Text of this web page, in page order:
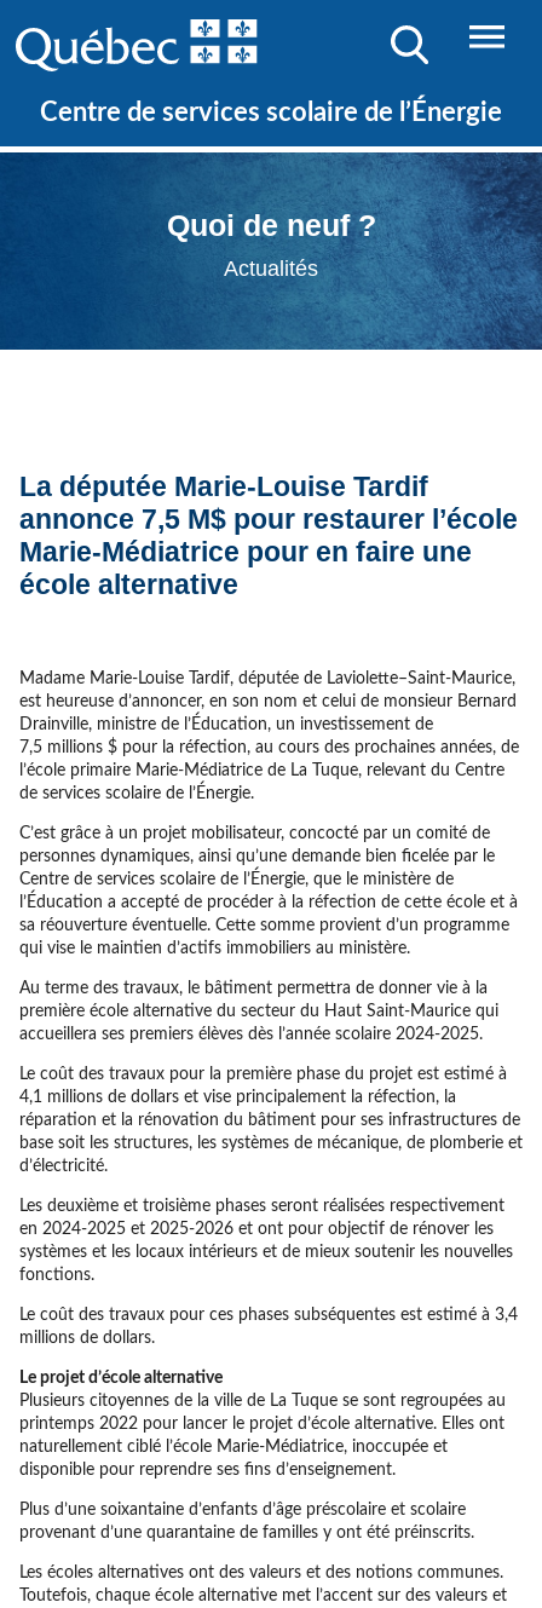
Centre de services scolaire de l’Énergie
Quoi de neuf ?
Actualités
La députée Marie-Louise Tardif
annonce 7,5 M$ pour restaurer l’école
Marie-Médiatrice pour en faire une
école alternative
Madame Marie-Louise Tardif, députée de Laviolette–Saint-Maurice,
est heureuse d’annoncer, en son nom et celui de monsieur Bernard
Drainville, ministre de l’Éducation, un investissement de
7,5 millions $ pour la réfection, au cours des prochaines années, de
l’école primaire Marie-Médiatrice de La Tuque, relevant du Centre
de services scolaire de l’Énergie.
C’est grâce à un projet mobilisateur, concocté par un comité de
personnes dynamiques, ainsi qu’une demande bien ficelée par le
Centre de services scolaire de l’Énergie, que le ministère de
l’Éducation a accepté de procéder à la réfection de cette école et à
sa réouverture éventuelle. Cette somme provient d’un programme
qui vise le maintien d’actifs immobiliers au ministère.
Au terme des travaux, le bâtiment permettra de donner vie à la
première école alternative du secteur du Haut Saint-Maurice qui
accueillera ses premiers élèves dès l’année scolaire 2024-2025.
Le coût des travaux pour la première phase du projet est estimé à
4,1 millions de dollars et vise principalement la réfection, la
réparation et la rénovation du bâtiment pour ses infrastructures de
base soit les structures, les systèmes de mécanique, de plomberie et
d’électricité.
Les deuxième et troisième phases seront réalisées respectivement
en 2024-2025 et 2025-2026 et ont pour objectif de rénover les
systèmes et les locaux intérieurs et de mieux soutenir les nouvelles
fonctions.
Le coût des travaux pour ces phases subséquentes est estimé à 3,4
millions de dollars.
Le projet d’école alternative
Plusieurs citoyennes de la ville de La Tuque se sont regroupées au
printemps 2022 pour lancer le projet d’école alternative. Elles ont
naturellement ciblé l’école Marie-Médiatrice, inoccupée et
disponible pour reprendre ses fins d’enseignement.
Plus d’une soixantaine d’enfants d’âge préscolaire et scolaire
provenant d’une quarantaine de familles y ont été préinscrits.
Les écoles alternatives ont des valeurs et des notions communes.
Toutefois, chaque école alternative met l’accent sur des valeurs et